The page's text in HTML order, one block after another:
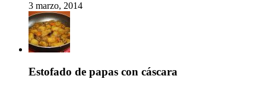
3 marzo, 2014
Estofado de papas con cáscara